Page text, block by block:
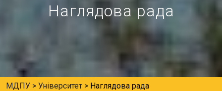
Наглядова рада
МДПУ > Університет > Наглядова рада